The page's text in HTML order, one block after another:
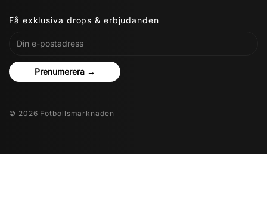
Få exklusiva drops & erbjudanden
Prenumerera →
© 2026 Fotbollsmarknaden